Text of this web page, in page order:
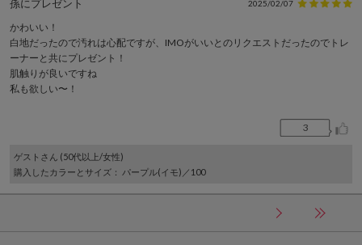
孫にプレゼント 2025/02/07
かわいい！
白地だったので汚れは心配ですが、IMOがいいとのリクエストだったのでトレ
ーナーと共にプレゼント！
肌触りが良いですね
私も欲しい〜！
3
ゲスト さん (50代以上/女性)
購入したカラーとサイズ ： パープル(イモ)／100